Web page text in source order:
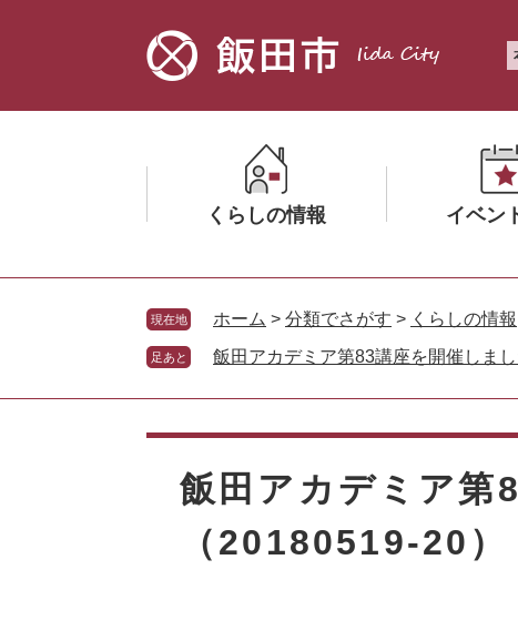
文
くらしの情報
ニ
ュ
ー
を
イベン
ニ
ュ
ー
を
く
現在地 ホーム > 分類でさがす > くらしの情報
足あと 飯田アカデミア第83講座を開催しまし
飯田アカデミア第
（20180519‐20）